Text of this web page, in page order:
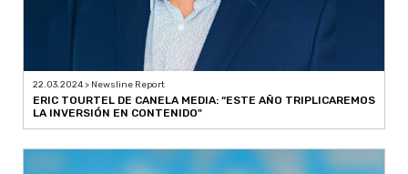
22.03.2024 > Newsline Report
ERIC TOURTEL DE CANELA MEDIA: “ESTE AÑO TRIPLICAREMOS
LA INVERSIÓN EN CONTENIDO"